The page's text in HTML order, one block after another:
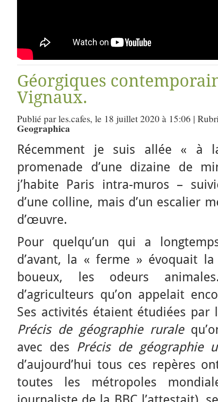
Géorgiques
Vignaux.
Publié par les.cafes, le 18 juillet 2020 à 15:06 |
Geographica
Récemment je suis allée « à
promenade d’une dizaine de
j’habite Paris intra-muros –
d’une colline, mais d’un escalier
d’œuvre.
Pour quelqu’un qui a
d’avant, la « ferme » évoquait
boueux, les odeurs
d’agriculteurs qu’on appelait
Ses activités étaient étudiées par
Précis de géographie rurale
avec des Précis de géographie
d’aujourd’hui tous ces repères
toutes les métropoles